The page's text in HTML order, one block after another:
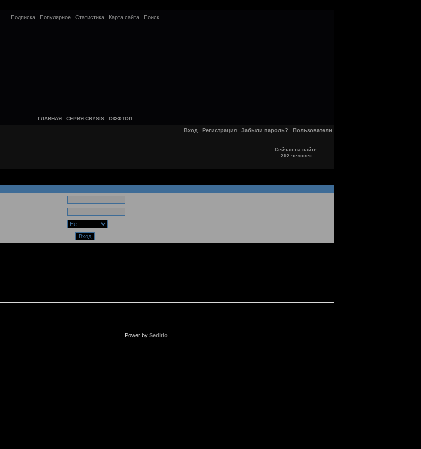
Подписка Популярное Статистика Карта сайта Поиск
ГЛАВНАЯ СЕРИЯ CRYSIS ОФФТОП
Вход Регистрация Забыли пароль? Пользователи
Сейчас на сайте:
292 человек
Power by Seditio